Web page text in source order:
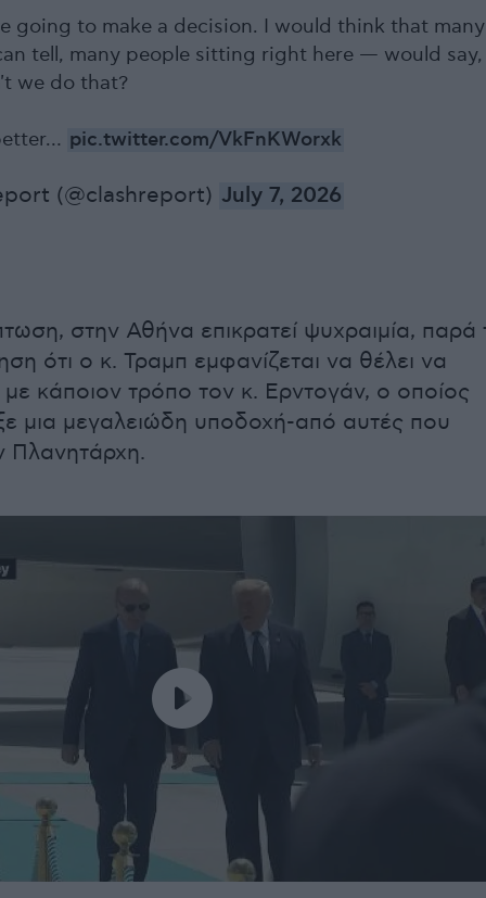
going to make a decision. I would think that many
tell, many people sitting right here — would say,
we do that?
pic.twitter.com/VkFnKWorxk
(@clashreport) July 7, 2026
στην Αθήνα επικρατεί ψυχραιμία, παρά
ότι ο κ. Τραμπ εμφανίζεται να θέλει να
με κάποιον τρόπο τον κ. Ερντογάν, ο οποίος
μια μεγαλειώδη υποδοχή-από αυτές που
Πλανητάρχη.